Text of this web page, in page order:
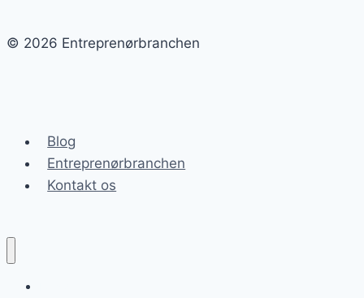
© 2026 Entreprenørbranchen
Blog
Entreprenørbranchen
Kontakt os